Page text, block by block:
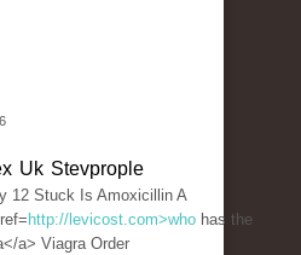
Uk Stevprople
12 Stuck Is Amoxicillin A
http://levicost.com>who has the
a> Viagra Order